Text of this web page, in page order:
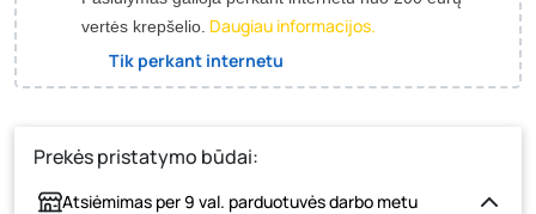
vertės krepšelio. Daugiau informacijos.
Tik perkant internetu
Prekės pristatymo būdai:
Atsiėmimas per 9 val. parduotuvės darbo metu